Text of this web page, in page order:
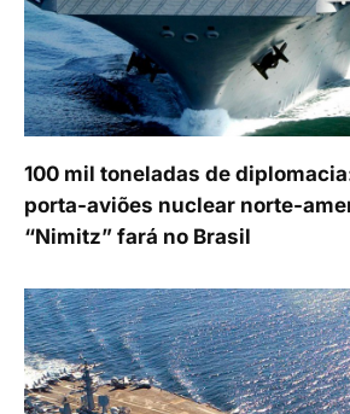
100 mil toneladas de
porta-aviões nuclear norte-
“Nimitz” fará no Brasil